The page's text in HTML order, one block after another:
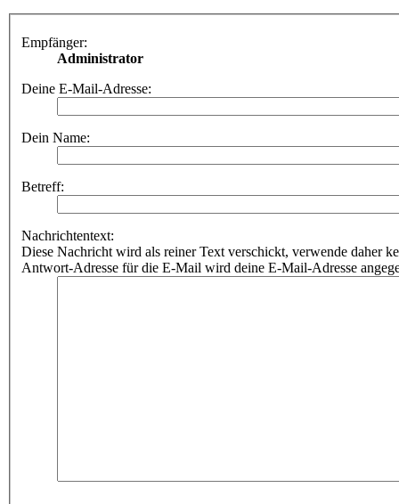
Empfänger:
Administrator
Deine E-Mail-Adresse:
Dein Name:
Betreff:
Nachrichtentext:
Diese Nachricht wird als reiner Text verschickt, verwende daher
Antwort-Adresse für die E-Mail wird deine E-Mail-Adresse